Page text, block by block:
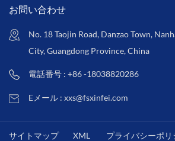
お問い合わせ
No. 18 Taojin Road, Danzao Town,
City, Guangdong Province, China
電話番号 : +86 -18038820286
Eメール : xxs@fsxinfei.com
サイトマップ XML
プライバシーポリ